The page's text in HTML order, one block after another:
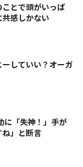
とで頭がいっぱ
感しかない
していい？オーガ
に「失神！」手が
」と断言